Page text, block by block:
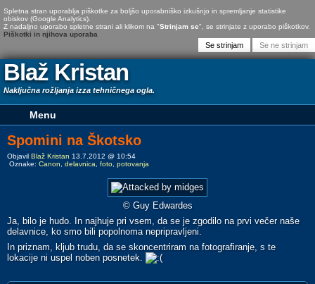
Spletna stran uporablja piškotke za boljšo uporabniško izkušnjo in spremljanje statistike
obiskov (Google Analytics).
Z nadaljno uporabo spletne strani ali klikom na "Strinjam se", se strinjate z uporabo piškotkov.
Piškotki in njihova uporaba
Blaž Kristan
Naključna rožljanja izza tehničnega ogla.
Spomini na Škotsko
Objavil Blaž Kristan 13.7.2012 @ 10:54
Oznake: Canon, delavnica, foto, potovanja
© Guy Edwardes
Ja, bilo je hudo. In najhuje pri vsem, da se je zgodilo na prvi večer naše
delavnice, ko smo bili popolnoma nepripravljeni.
In priznam, kljub trudu, da se skoncentriram na fotografiranje, s te
lokacije ni uspel noben posnetek.